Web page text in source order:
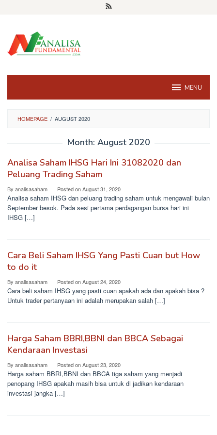
MENU
HOMEPAGE / AUGUST 2020
Month: August 2020
Analisa Saham IHSG Hari Ini 31082020 dan
Peluang Trading Saham
By analisasaham Posted onAugust 31, 2020
Analisa saham IHSG dan peluang trading saham untuk mengawali bulan
September besok. Pada sesi pertama perdagangan bursa hari ini
IHSG […]
Cara Beli Saham IHSG Yang Pasti Cuan but How
to do it
By analisasaham Posted onAugust 24, 2020
Cara beli saham IHSG yang pasti cuan apakah ada dan apakah bisa ?
Untuk trader pertanyaan ini adalah merupakan salah […]
Harga Saham BBRI,BBNI dan BBCA Sebagai
Kendaraan Investasi
By analisasaham Posted onAugust 23, 2020
Harga saham BBRI,BBNI dan BBCA tiga saham yang menjadi
penopang IHSG apakah masih bisa untuk di jadikan kendaraan
investasi jangka […]